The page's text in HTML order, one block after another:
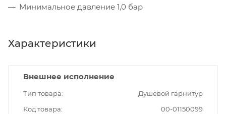
Минимальное давление 1,0 бар
Характеристики
Внешнее исполнение
Тип товара
Душевой гарнитур
Код товара
00-01150099